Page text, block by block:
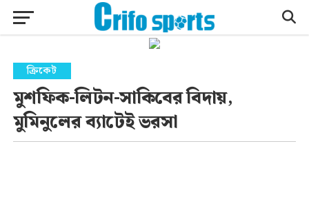
ক্রিকেট
মুশফিক-লিটন-সাকিবের বিদায়,
মুমিনুলের ব্যাটেই ভরসা